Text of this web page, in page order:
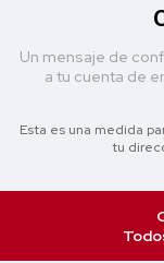
Un mensaje de
a tu cuenta de
Esta es una medida
tu